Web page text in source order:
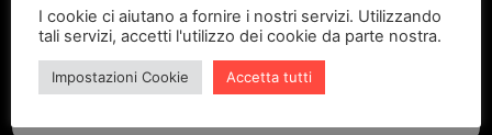
2 settimane fa
GRANDE PROFESSIONALITA' E DISPONIBILITA' - UN
VERO PUNTO DI RIFERIMENTO PER LA ZONA
I cookie ci aiutano a fornire i nostri servizi. Utilizzando
tali servizi, accetti l'utilizzo dei cookie da parte nostra.
Impostazioni Cookie Accetta tutti